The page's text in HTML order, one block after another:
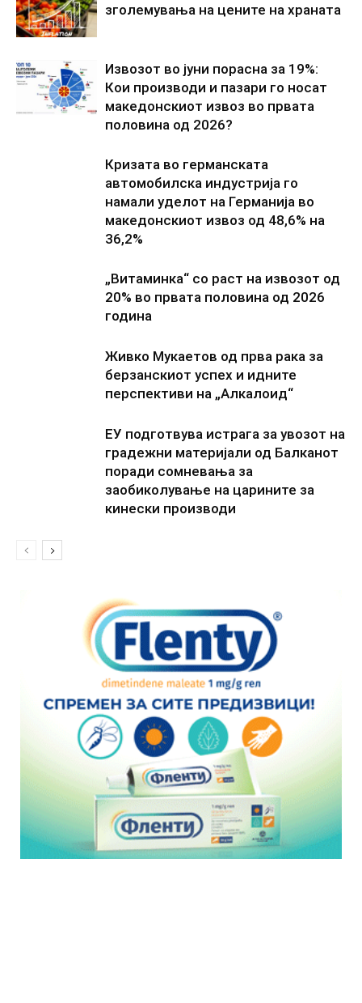
зголемувања на цените на храната
Извозот во јуни порасна за 19%:
Кои производи и пазари го носат
македонскиот извоз во првата
половина од 2026?
Кризата во германската
автомобилска индустрија го
намали уделот на Германија во
македонскиот извоз од 48,6% на
36,2%
„Витаминка“ со раст на извозот од
20% во првата половина од 2026
година
Живко Мукаетов од прва рака за
берзанскиот успех и идните
перспективи на „Алкалоид“
ЕУ подготвува истрага за увозот на
градежни материјали од Балканот
поради сомневања за
заобиколување на царините за
кинески производи